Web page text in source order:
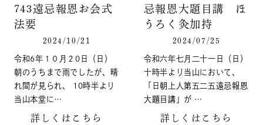
743遠忌報恩お会式
法要
2024/10/21
令和6年１０月２0日（日）
朝のうちまで雨でしたが、晴
れ間が見られ、 10時半より
当山本堂に…
詳しくはこちら
忌報恩大題目講 ほ
うろく灸加持
2024/07/25
令和六年七月二十一日（日）
十時半より当山において、
「日朝上人第五二五遠忌報恩
大題目講」が …
詳しくはこちら